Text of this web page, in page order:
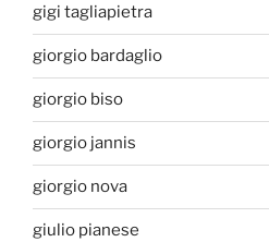
gigi tagliapietra
giorgio bardaglio
giorgio biso
giorgio jannis
giorgio nova
giulio pianese